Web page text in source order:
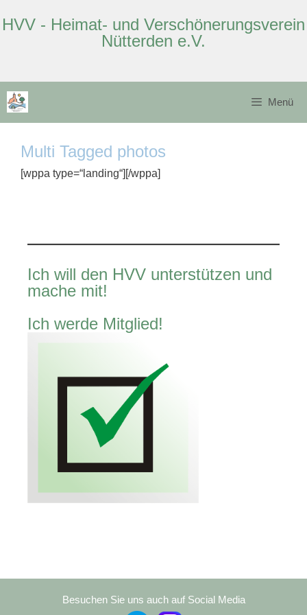
HVV - Heimat- und Verschönerungsverein
Nütterden e.V.
springen
Menü
Multi Tagged photos
[wppa type=“landing“][/wppa]
Ich will den HVV unterstützen und
mache mit!
Ich werde Mitglied!
Besuchen Sie uns auch auf Social Media